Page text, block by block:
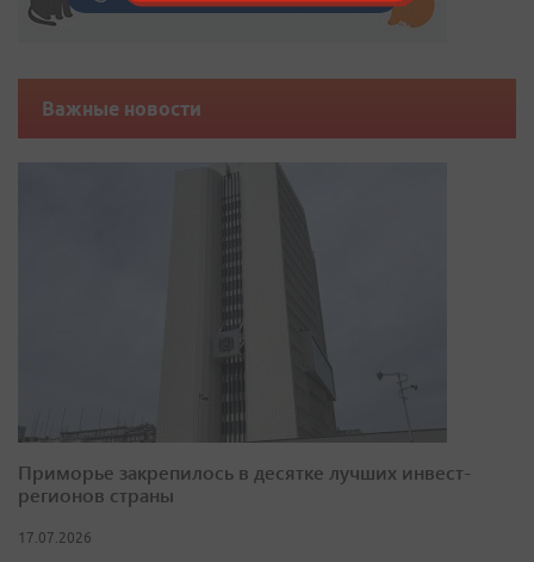
Важные новости
Приморье закрепилось в десятке лучших инвест-
регионов страны
17.07.2026